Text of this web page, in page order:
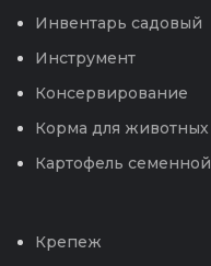
Инвентарь садовый
Инструмент
Консервирование
Корма для животных
Картофель семенной
Крепеж